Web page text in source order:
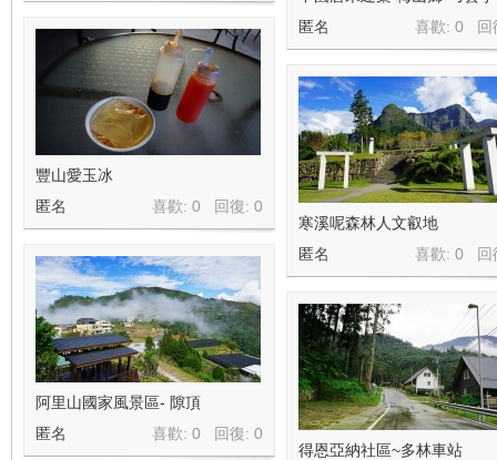
喜歡: 0 回
匿名
豐山愛玉冰
喜歡: 0 回復: 0
匿名
寒溪呢森林人文叡地
喜歡: 0 回
匿名
阿里山國家風景區- 隙頂
喜歡: 0 回復: 0
匿名
得恩亞納社區~多林車站